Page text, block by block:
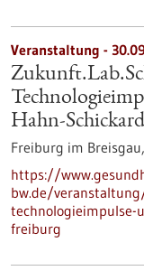
Veranstaltung -
Hahn-
Freiburg im Breisgau,
https://
bw.de/
technologieimpulse-
freiburg